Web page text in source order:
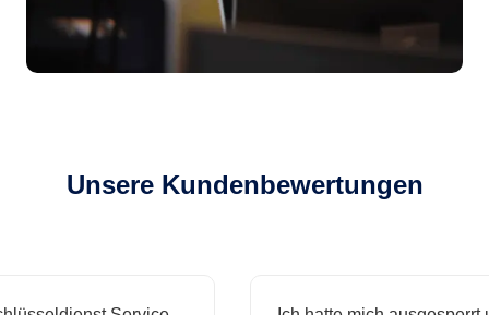
Unsere Kundenbewertungen